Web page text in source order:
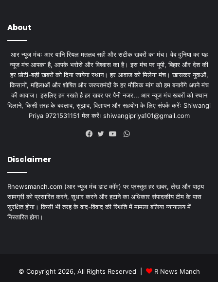
About
आर न्यूज मंचः आर यानि रियल मतलब सही और सटीक खबरों का मंच। वेब दुनिया का यह
न्यूज मंच आपका है, आपके भरोसे और विश्वास का है। इस मंच पर यूपी, बिहार और देश की
हर छोटी-बड़ी खबरों को दिया जायेगा स्थान। हर आवाज को मिलेगा मंच। खासकर युवाओं,
किसानों, महिलाओं और शोषित और जरुरतमंदों के हर मौलिक मांग को हम बनायेंगे अपने मंच
की आवाज। इसलिए हम रखते है हर खबर पर पैनी नजर... आर न्यूज मंच खबरों को स्थान
दिलाने, किसी तरह के बदलाव, सुझाव, विज्ञापन और सहयोग के लिए संपर्क करेंः Shiwangi
Priya 9721531151 मेल करेंः shiwangipriya101@gmail.com
WhatsApp
Disclaimer
Rnewsmanch.com (आर न्यूज मंच डाट काॅम) पर प्रस्तुत हर खबर, लेख और पाठ्य
सामग्री को प्रसारित करने, सुधार करने और हटाने का अधिकार संपादकीय टीम के पास
सुरक्षित होगा। किसी भी तरह के वाद-विवाद की स्थिति में मामला बलिया न्यायालय में
निस्तारित होगा।
© Copyright 2026, All Rights Reserved | R News Manch